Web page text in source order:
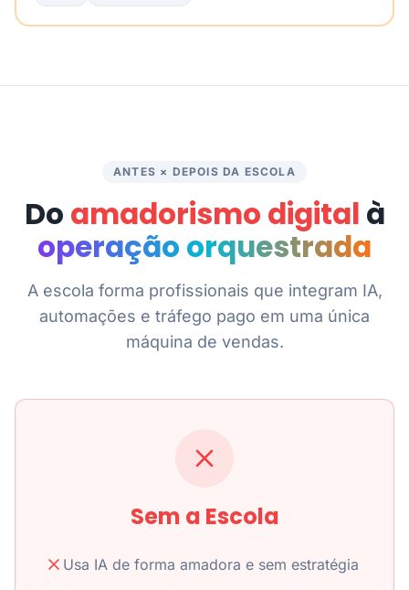
ANTES × DEPOIS DA ESCOLA
Do amadorismo digital à
operação orquestrada
A escola forma profissionais que integram IA,
automações e tráfego pago em uma única
máquina de vendas.
Sem a Escola
Usa IA de forma amadora e sem estratégia